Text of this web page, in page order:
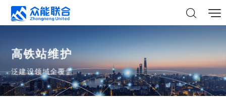
高铁站维护
泛建设领域全覆盖